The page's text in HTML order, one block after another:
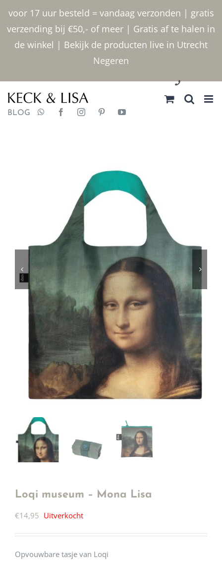
voor 17 uur besteld = vandaag verzonden | gratis
verzending bij €50,- of meer | Gratis af te halen in
de winkel | Bekijk de producten live in Utrecht
Negeren
inhoud
030 2400000
BLOG
Loqi museum – Mona Lisa
€14,95 Uitverkocht
Opvouwbare tasje van Loqi